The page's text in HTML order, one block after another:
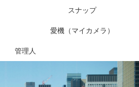
スナップ
愛機（マイカメラ）
管理人